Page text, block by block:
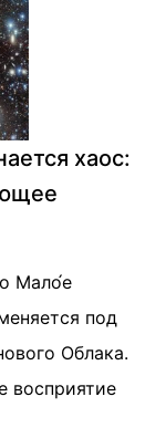
хаос:
Мало́е
под
Облака.
восприятие